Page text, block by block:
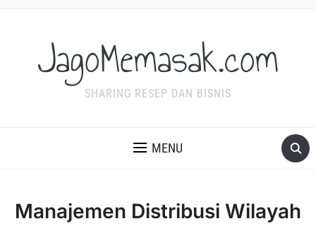
JagoMemasak.com
SHARING RESEP DAN BISNIS
MENU
Manajemen Distribusi Wilayah